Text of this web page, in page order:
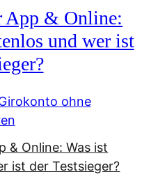
App & Online:
und wer ist
ohne